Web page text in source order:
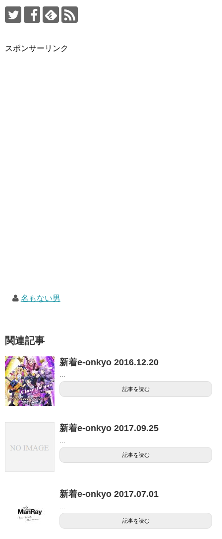
スポンサーリンク
名もない男
関連記事
新着e-onkyo 2016.12.20
記事を読む
新着e-onkyo 2017.09.25
記事を読む
新着e-onkyo 2017.07.01
記事を読む